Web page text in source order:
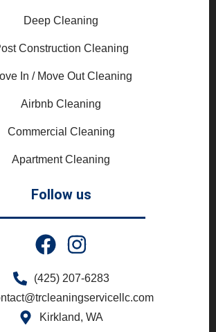
Deep Cleaning
Construction Cleaning
In / Move Out Cleaning
Airbnb Cleaning
Commercial Cleaning
Apartment Cleaning
Follow us
(425) 207-6283
Kirkland, WA